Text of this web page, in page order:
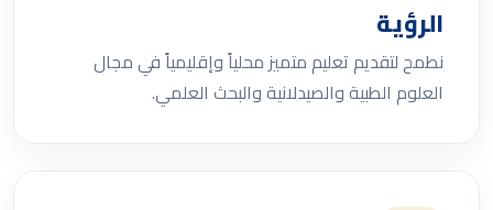
الرؤية
نطمح لتقديم تعليم متميز محلياً وإقليمياً في مجال
العلوم الطبية والصيدلانية والبحث العلمي.